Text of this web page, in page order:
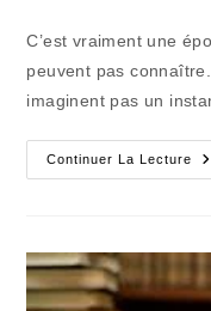
C’est vraiment une
peuvent pas
imaginent pas un
Continuer La Lecture
Et